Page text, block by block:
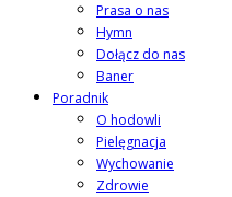
Prasa o nas
Hymn
Dołącz do nas
Baner
Poradnik
O hodowli
Pielęgnacja
Wychowanie
Zdrowie